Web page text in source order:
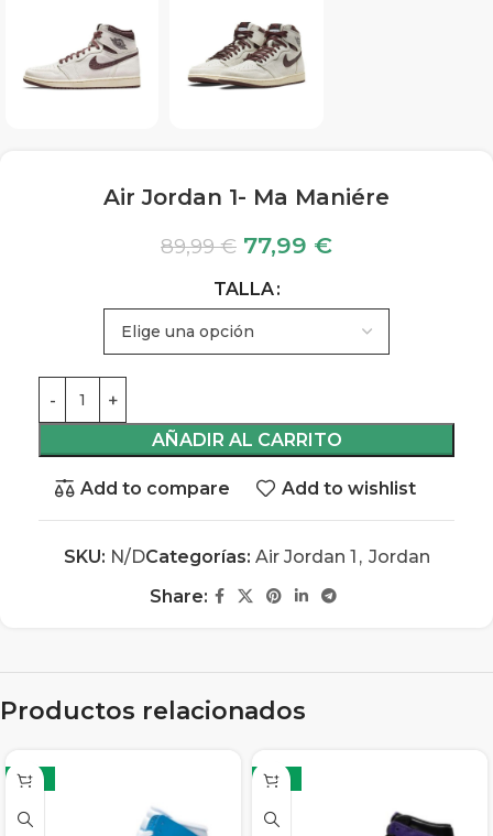
Air Jordan 1- Ma Maniére
89,99€ 77,99 €
TALLA
AÑADIR AL CARRITO
Add to compare Add to wishlist
SKU: N/DCategorías: Air Jordan 1 , Jordan
Share:
Productos relacionados
-13% -13%